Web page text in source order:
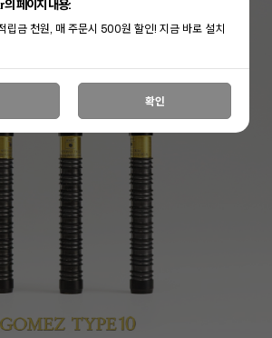
페이지 내용:
립금 천원, 매 주문시 500원 할인! 지금 바로 설치
확인